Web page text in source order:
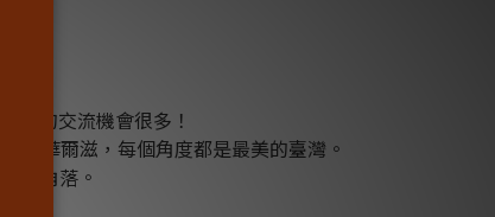
人的交流機會很多！
起華爾滋，每個角度都是最美的臺灣。
個角落。